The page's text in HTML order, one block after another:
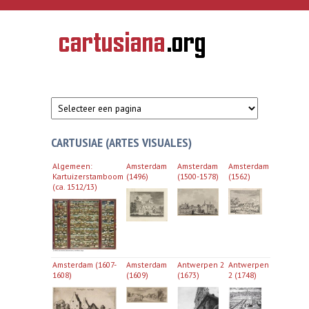
Overslaan en naar de inhoud gaan
CARTUSIANA
Geschiedenis
van de
CARTUSIAE (ARTES VISUALES)
Algemeen:
Kartuizerstamboom
(ca. 1512/13)
Kartuizerstamboom.jpg
Amsterdam
(1496)
Amsterdam_situatie in 1496.jpg
Amsterdam
(1500-1578)
Amsterdam 16e
eeuw.jpg
Amsterdam
(1562)
Amsterdam_situatie
1562.jpg
Amsterdam (1607-
1608)
Amsterdam_Chartuysers Zuytzijde.jpg
Amsterdam
(1609)
Amsterdam_Karthuysers van
outs.jpg
Antwerpen 2
(1673)
Antwerpen 2
(1673).jpg
Antwerpen
2 (1748)
Antwerpen
2 (1748)